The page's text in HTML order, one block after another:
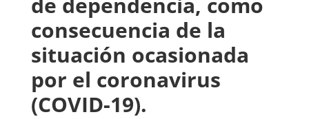
consecuencia de la
situación ocasionada
por el coronavirus
(COVID-19).